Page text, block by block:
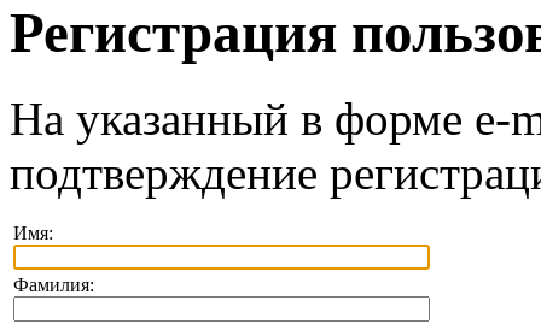
Регистрация
На указанный в форме e-
подтверждение
Имя:
Фамилия: